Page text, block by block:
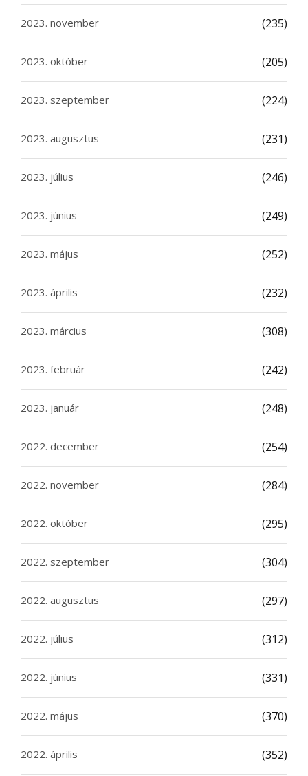
2023. november (235)
2023. október (205)
2023. szeptember (224)
2023. augusztus (231)
2023. július (246)
2023. június (249)
2023. május (252)
2023. április (232)
2023. március (308)
2023. február (242)
2023. január (248)
2022. december (254)
2022. november (284)
2022. október (295)
2022. szeptember (304)
2022. augusztus (297)
2022. július (312)
2022. június (331)
2022. május (370)
2022. április (352)